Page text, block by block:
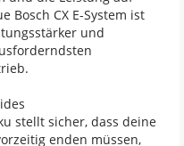
Bosch CX E-System ist
und
stellt sicher, dass deine
enden müssen,